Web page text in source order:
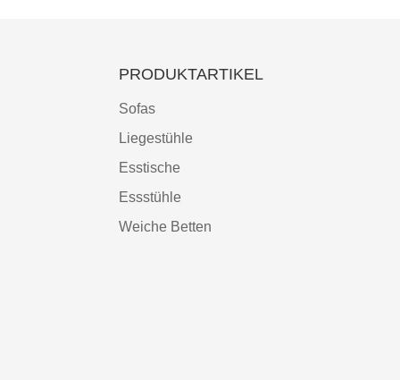
PRODUKTARTIKEL
Sofas
Liegestühle
Esstische
Essstühle
Weiche Betten